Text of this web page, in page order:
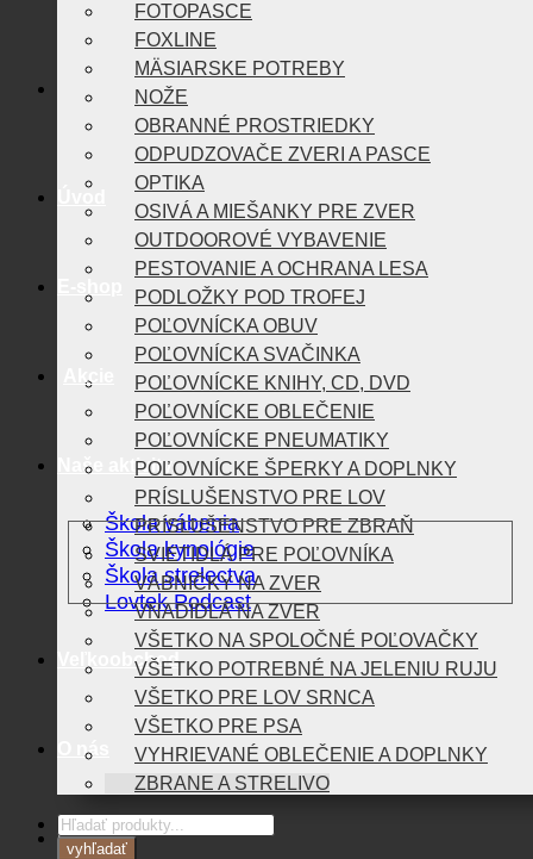
Akcie
Naše aktivity
Škola vábenia
Škola kynológie
Škola strelectva
Lovtek Podcast
Veľkoobchod
O nás
Blog
FOTOPASCE
FOXLINE
MÄSIARSKE POTREBY
NOŽE
OBRANNÉ PROSTRIEDKY
ODPUDZOVAČE ZVERI A PASCE
OPTIKA
OSIVÁ A MIEŠANKY PRE ZVER
OUTDOOROVÉ VYBAVENIE
PESTOVANIE A OCHRANA LESA
PODLOŽKY POD TROFEJ
POĽOVNÍCKA OBUV
POĽOVNÍCKA SVAČINKA
POĽOVNÍCKE KNIHY, CD, DVD
POĽOVNÍCKE OBLEČENIE
POĽOVNÍCKE PNEUMATIKY
POĽOVNÍCKE ŠPERKY A DOPLNKY
PRÍSLUŠENSTVO PRE LOV
PRÍSLUŠENSTVO PRE ZBRAŇ
SVIETIDLÁ PRE POĽOVNÍKA
VÁBNIČKY NA ZVER
VNADIDLÁ NA ZVER
VŠETKO NA SPOLOČNÉ POĽOVAČKY
VŠETKO POTREBNÉ NA JELENIU RUJU
VŠETKO PRE LOV SRNCA
VŠETKO PRE PSA
VYHRIEVANÉ OBLEČENIE A DOPLNKY
ZBRANE A STRELIVO
Products
search
vyhľadať